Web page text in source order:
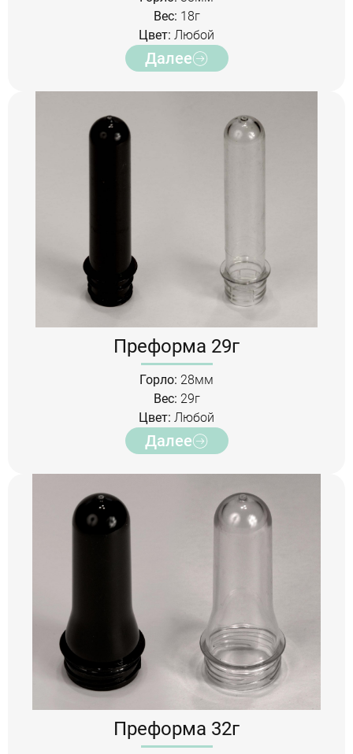
Вес: 18г
Цвет: Любой
Далее
Преформа 29г
Горло: 28мм
Вес: 29г
Цвет: Любой
Далее
Преформа 32г